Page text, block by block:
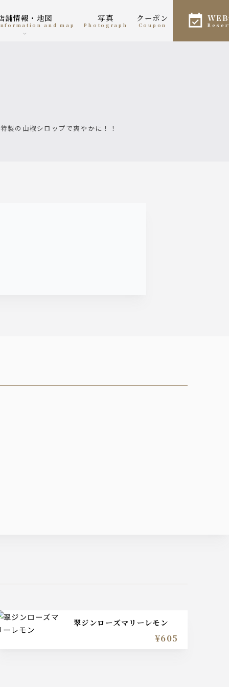
店舗情報・地図
and map
写真
photograph
クーポン
coupon
特製の山椒シロップで爽やかに！！
翠ジンローズマリーレモン
¥605